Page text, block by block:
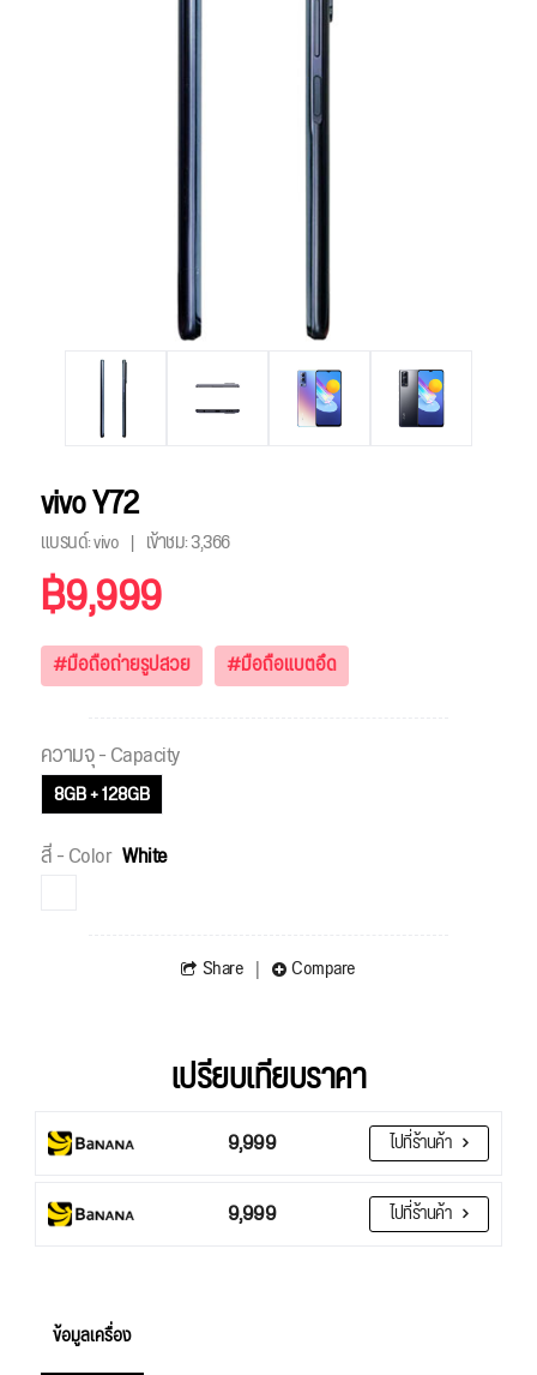
vivo Y72
แบรนด์: vivo เข้าชม:3,366
฿9,999
#มือถือถ่ายรูปสวย #มือถือแบตอึด
ความจุ - Capacity
8GB + 128GB
สี - Color White
Share Compare
เปรียบเทียบราคา
9,999 ไปที่ร้านค้า
9,999 ไปที่ร้านค้า
ข้อมูลเครื่อง